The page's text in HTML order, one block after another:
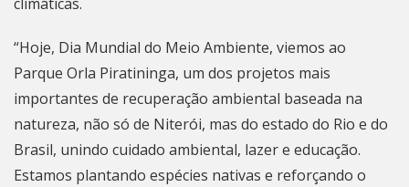
climáticas.
“Hoje, Dia Mundial do Meio Ambiente, viemos ao
Parque Orla Piratininga, um dos projetos mais
importantes de recuperação ambiental baseada na
natureza, não só de Niterói, mas do estado do Rio e do
Brasil, unindo cuidado ambiental, lazer e educação.
Estamos plantando espécies nativas e reforçando o